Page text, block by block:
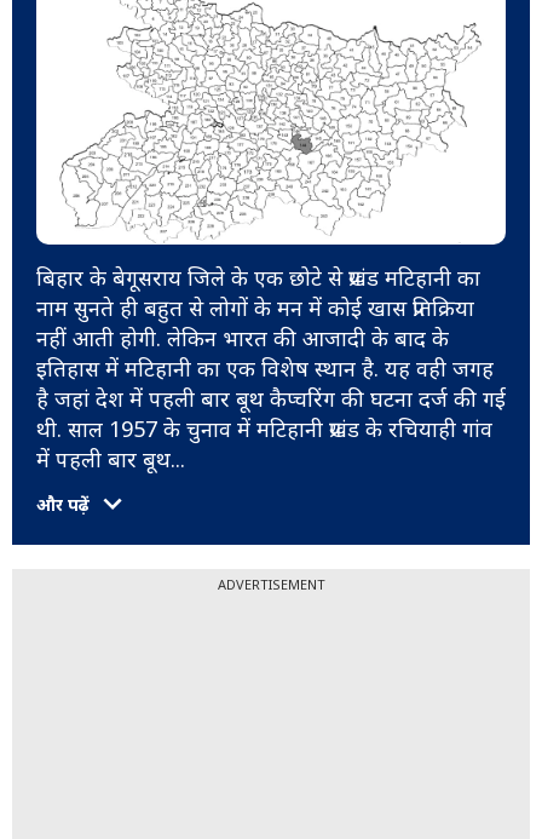
बिहार के बेगूसराय जिले के एक छोटे से प्रखंड मटिहानी का
नाम सुनते ही बहुत से लोगों के मन में कोई खास प्रतिक्रिया
नहीं आती होगी. लेकिन भारत की आजादी के बाद के
इतिहास में मटिहानी का एक विशेष स्थान है. यह वही जगह
है जहां देश में पहली बार बूथ कैप्चरिंग की घटना दर्ज की गई
थी. साल 1957 के चुनाव में मटिहानी प्रखंड के रचियाही गांव
में पहली बार बूथ...
और पढ़ें
ADVERTISEMENT